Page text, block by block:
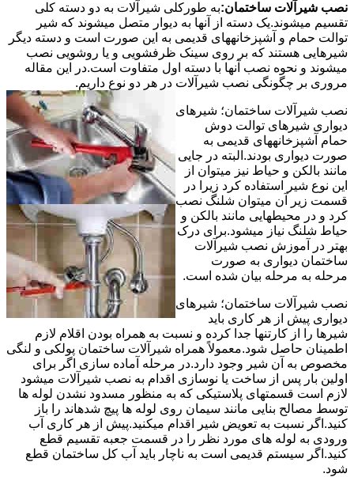
نصب شیرآلات ساختمان:به طورکلی شیرآلات به دو دسته کلی
تقسیم میشوند.یک دسته از آنها به دیوار متصل میشوند که شیر
توالت حمام و آشپزخانههای قدیمی به این صورت است و دسته دیگر
شیرهایی هستند که بر روی سینک ظرفشویی و یا روشویی نصب
میشوند و نحوه نصب آنها با دسته اول متفاوت است.در این مقاله
مروری بر چگونگی نصب شیرآلات در هر دو نوع داریم.
نصب شیرآلات ساختمان؛ شیرهای
دیواری شیرهای توالت دوش
حمام آشپزخانههای قدیمی به
صورت دیواری بودند.البته در جایی
مانند بالکن و حیاط نیز میتوان از
این نوع شیر استفاده کرد زیرا در
قسمت زیر آن میتوان شلنگ نصب
کرد و در محیطهایی مانند بالکن و
حیاط شلنگ نیاز میشود.برای درک
بهتر در آموزش نصب شیرآلات
ساختمان دیواری به صورت
مرحله به مرحله بیان شده است.
نصب شیرآلات ساختمان؛ شیرهای
دیواری پیش از هر کاری باید
شیرها را از کارتنها جدا کرده و نسبت به همراه بودن اقلام لازم
اطمینان حاصل شود.معمولاً همراه شیرآلات ساختمان پولکی و لنگی
مخصوص به آن شیر وجود دارد.در مرحله آماده سازی اگر برای
اولین بار پس از ساخت یا نوسازی اقدام به نصب شیرآلات میشود
لازم است قسمتهای پلاستیکی که به منظور مسدود نشدن لوله ها
توسط مصالح بنایی مانند سیمان روی لوله ها پیچ شدهاند را باز
کنید.اگر نسبت به تعویض شیر اقدام میکنید.پیش از هر کاری آب
ورودی به لوله های مورد نظر را در قسمت جعبه تقسیم قطع
کنید.اگر سیستم قدیمی است به ناچار باید آب کل ساختمان قطع
شود.